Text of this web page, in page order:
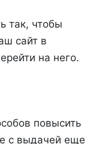
так, чтобы
сайт в
на него.
повысить
с выдачей еще